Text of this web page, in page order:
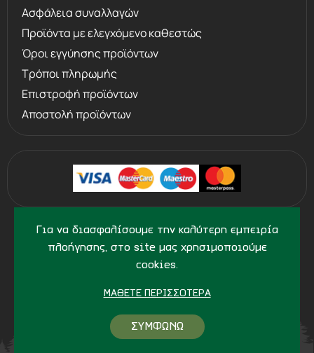
Για να διασφαλίσουμε την καλύτερη εμπειρία
πλοήγησης, στο site μας χρησιμοποιούμε
cookies.
ΜΆΘΕΤΕ ΠΕΡΙΣΣΌΤΕΡΑ
ΣΥΜΦΩΝΩ
Ασφάλεια συναλλαγών
Προϊόντα με ελεγχόμενο καθεστώς
Όροι εγγύησης προϊόντων
Τρόποι πληρωμής
Επιστροφή προϊόντων
Αποστολή προϊόντων
© 2013 - 2026 PERVOLARAKIS.GR